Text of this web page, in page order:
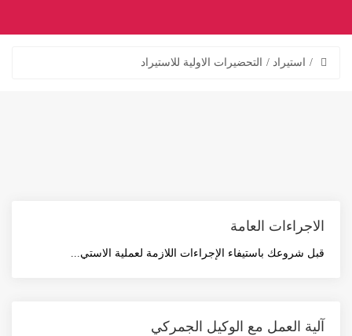
استيراد التحضيرات الاولية للاستيراد
الاجراءات العامة
قبل شروعك باستيفاء الإجراءات اللازمة لعملية الاستي...
آلية العمل مع الوكيل الجمركي